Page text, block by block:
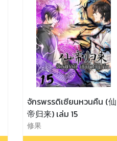
จักรพรรดิเซียนหวนคืน (仙
帝归来) เล่ม 15
修果